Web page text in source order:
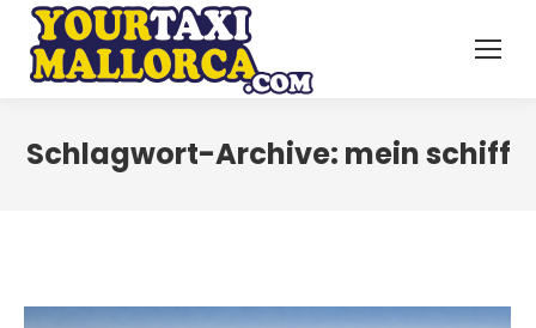
Schlagwort-Archive: mein schiff